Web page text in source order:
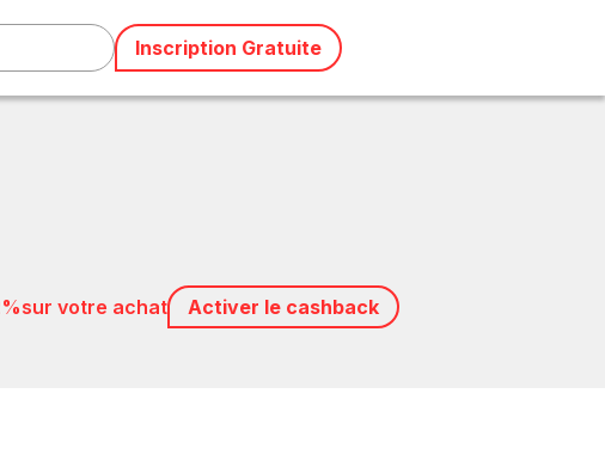
sur votre achat Activer le cashback
Inscription Gratuite